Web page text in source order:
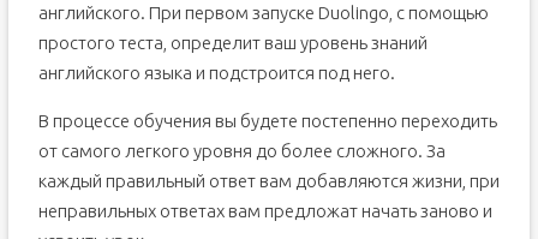
английского. При первом запуске Duolingo, с помощью
простого теста, определит ваш уровень знаний
английского языка и подстроится под него.
В процессе обучения вы будете постепенно переходить
от самого легкого уровня до более сложного. За
каждый правильный ответ вам добавляются жизни, при
неправильных ответах вам предложат начать заново и